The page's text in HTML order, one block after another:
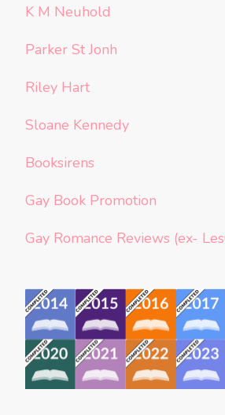
K M Neuhold
Parker St Jonh
Riley Hart
Sloane Kennedy
Booksirens
Gay Book Promotion
Gay Romance Reviews (ex-